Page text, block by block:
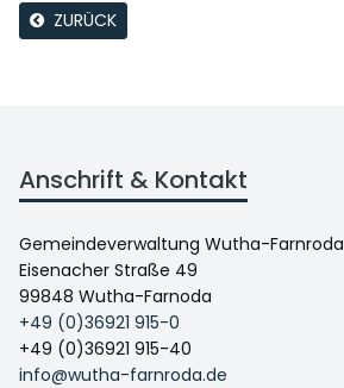
ZURÜCK
Anschrift & Kontakt
Gemeindeverwaltung Wutha-Farnroda
Eisenacher Straße 49
99848 Wutha-Farnoda
+49 (0)36921 915-0
+49 (0)36921 915-40
info@wutha-farnroda.de